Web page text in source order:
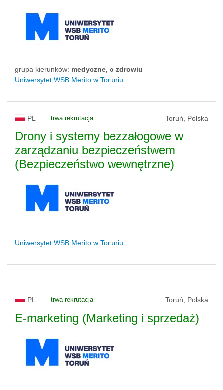
grupa kierunków: medyczne, o zdrowiu
Uniwersytet WSB Merito w Toruniu
PL trwa rekrutacja Toruń, Polska
Drony i systemy bezzałogowe w
zarządzaniu bezpieczeństwem
(Bezpieczeństwo wewnętrzne)
Uniwersytet WSB Merito w Toruniu
PL trwa rekrutacja Toruń, Polska
E-marketing (Marketing i sprzedaż)